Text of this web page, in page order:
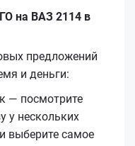
на ВАЗ 2114 в
предложений
и деньги:
— посмотрите
у нескольких
выберите самое